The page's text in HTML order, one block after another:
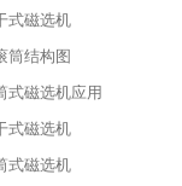
式磁选机
筒结构图
式磁选机应用
式磁选机
式磁选机